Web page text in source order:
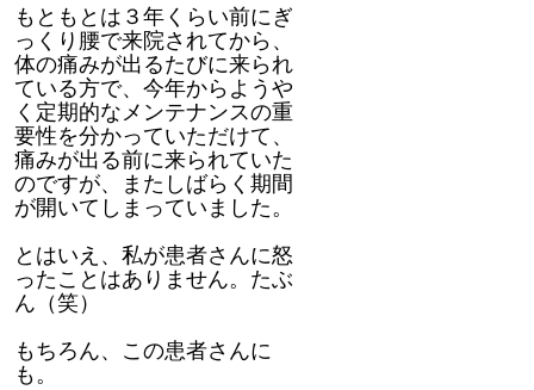
もともとは３年くらい前にぎ
っくり腰で来院されてから、
体の痛みが出るたびに来られ
ている方で、今年からようや
く定期的なメンテナンスの重
要性を分かっていただけて、
痛みが出る前に来られていた
のですが、またしばらく期間
が開いてしまっていました。
とはいえ、私が患者さんに怒
ったことはありません。たぶ
ん（笑）
もちろん、この患者さんに
も。